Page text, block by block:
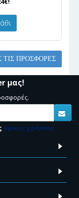
ΤΙΣ ΠΡΟΣΦΟΡΈΣ
μας!
όρους χρήσεις